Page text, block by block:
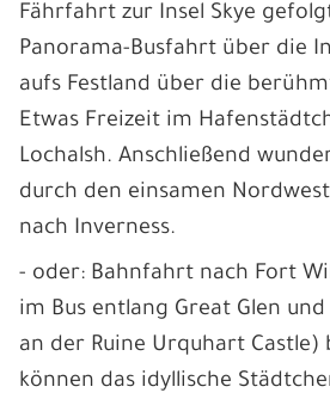
Fährfahrt zur Insel Skye
Panorama-Busfahrt über die
aufs Festland über die
Etwas Freizeit im
Lochalsh. Anschließend
durch den einsamen
nach Inverness.
- oder: Bahnfahrt nach Fort
im Bus entlang Great Glen
an der Ruine Urquhart Castle)
können das idyllische